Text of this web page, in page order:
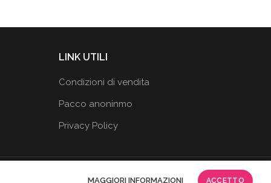
LINK UTILI
Condizioni di vendita
Pacco anoninmo
Privacy Policy
MAGGIORI INFORMAZIONI ACCETTO